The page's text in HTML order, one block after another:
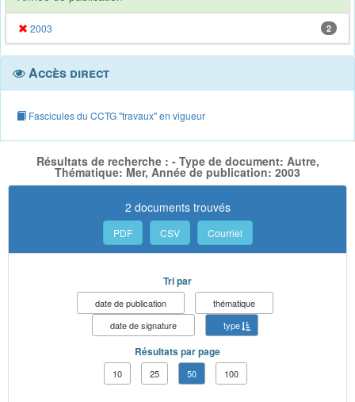
2003 2
Accès direct
Fascicules du CCTG "travaux" en vigueur
Résultats de recherche : - Type de document: Autre,
Thématique: Mer, Année de publication: 2003
2 documents trouvés
PDF CSV Courriel
Tri par
date de publication
thématique
date de signature
type
Résultats par page
10 25 50 100